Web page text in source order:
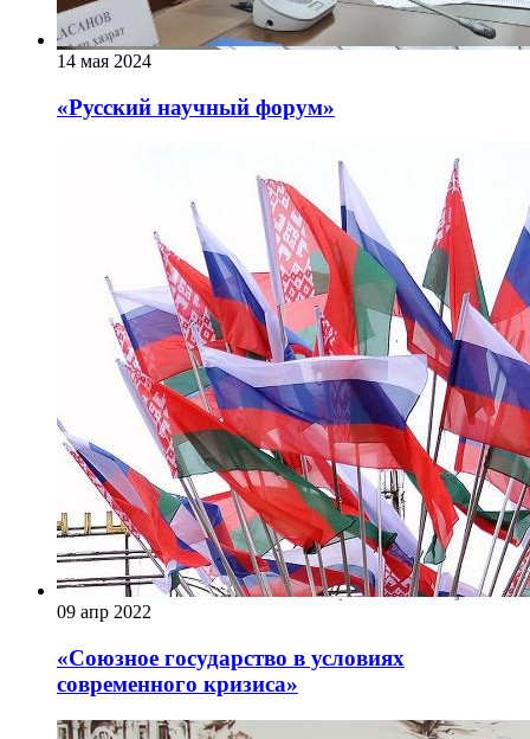
14 мая 2024
«Русский научный форум»
09 апр 2022
«Союзное государство в условиях
современного кризиса»